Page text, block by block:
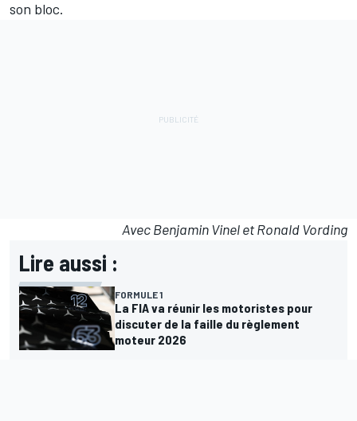
son bloc.
Avec Benjamin Vinel et Ronald Vording
Lire aussi :
FORMULE 1
La FIA va réunir les motoristes pour
discuter de la faille du règlement
moteur 2026